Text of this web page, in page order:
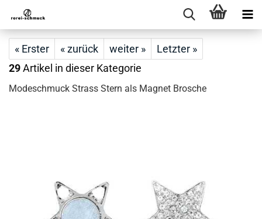
« Erster « zurück weiter »
Letzter »
29Artikel in dieser Kategorie
Modeschmuck Strass Stern als Magnet Brosche